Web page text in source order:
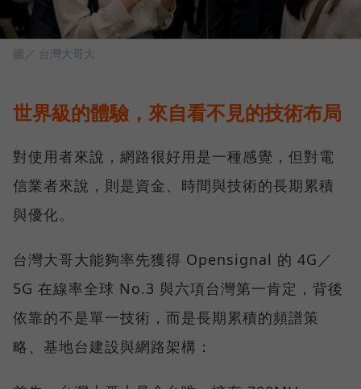
圖／ 台灣大哥大
世界級的體驗，來自看不見的技術布局
對使用者來說，網路很好用是一種感覺，但對電
信業者來說，則是資金、時間與技術的長期累積
與優化。
台灣大哥大能夠率先獲得 Opensignal 的 4G／
5G 在線率全球 No.3 與六項台灣第一肯定，背後
依靠的不是單一技術，而是長期累積的頻譜策
略、基地台建設與網路架構：